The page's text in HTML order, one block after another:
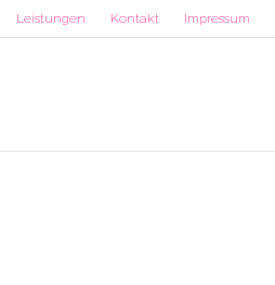
Leistungen Kontakt Impressum